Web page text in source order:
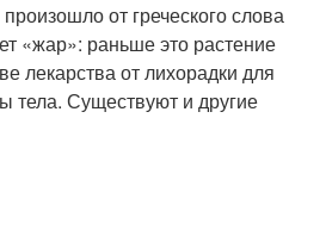
от греческого слова
«жар»: раньше это растение
лекарства от лихорадки для
тела. Существуют и другие